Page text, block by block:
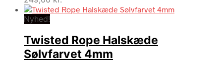
Nyhed!
Twisted Rope Halskæde
Sølvfarvet 4mm